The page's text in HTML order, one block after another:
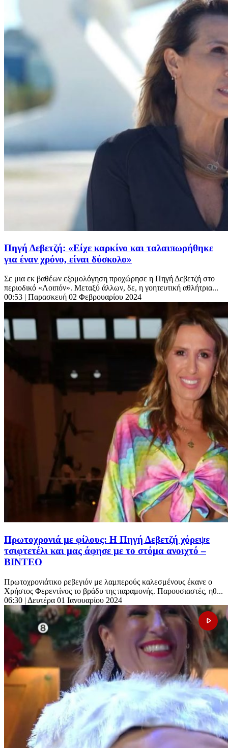
Πηγή Δεβετζή: «Είχε καρκίνο και ταλαιπωρήθηκε
για έναν χρόνο, είναι δύσκολο»
Σε μια εκ βαθέων εξομολόγηση προχώρησε η Πηγή Δεβετζή στο
περιοδικό «Λοιπόν». Μεταξύ άλλων, δε, η γοητευτική αθλήτρια...
00:53 | Παρασκευή 02 Φεβρουαρίου 2024
Πρωτοχρονιά με φίλους: Η Πηγή Δεβετζή χόρεψε
τσιφτετέλι και μας άφησε με το στόμα ανοιχτό –
ΒΙΝΤΕΟ
Πρωτοχρονιάτικο ρεβεγιόν με λαμπερούς καλεσμένους έκανε ο
Χρήστος Φερεντίνος το βράδυ της παραμονής. Παρουσιαστές, ηθ...
06:30 | Δευτέρα 01 Ιανουαρίου 2024